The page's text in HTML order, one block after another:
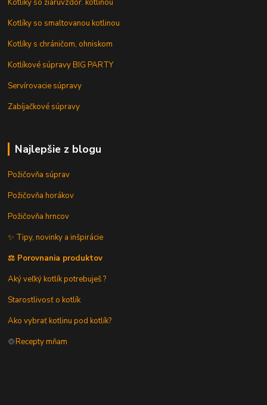
Kotlíky so žiaruvzdor. kotlinou
Kotlíky so smaltovanou kotlinou
Kotlíky s chráničom, ohniskom
Kotlíkové súpravy BIG PARTY
Servírovacie súpravy
Zabíjačkové súpravy
Najlepšie z blogu
Požičovňa súprav
Požičovňa horákov
Požičovňa hrncov
✨ Tipy, novinky a inšpirácie
⚖️ Porovnania produktov
Aký veľký kotlík potrebuješ ?
Starostlivosť o kotlík
Ako vybrať kotlinu pod kotlík?
🍲Recepty mňam